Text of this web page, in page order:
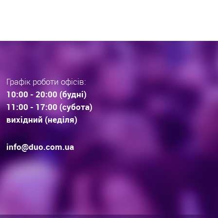
Графік роботи офісів:
10:00 - 20:00 (будні)
11:00 - 17:00 (субота)
вихідний (неділя)
info@duo.com.ua